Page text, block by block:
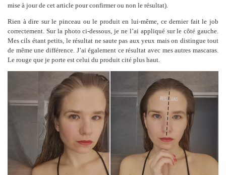
mise à jour de cet article pour confirmer ou non le résultat).
Rien à dire sur le pinceau ou le produit en lui-même, ce dernier fait le job
correctement. Sur la photo ci-dessous, je ne l’ai appliqué sur le côté gauche.
Mes cils étant petits, le résultat ne saute pas aux yeux mais on distingue tout
de même une différence. J’ai également ce résultat avec mes autres mascaras.
Le rouge que je porte est celui du produit cité plus haut.